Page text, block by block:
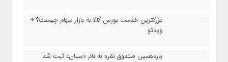
بزرگترین خدمت بورس کالا به بازار سهام چیست؟ +
ویدئو
یازدهمین صندوق نقره به نام «سیان» ثبت شد